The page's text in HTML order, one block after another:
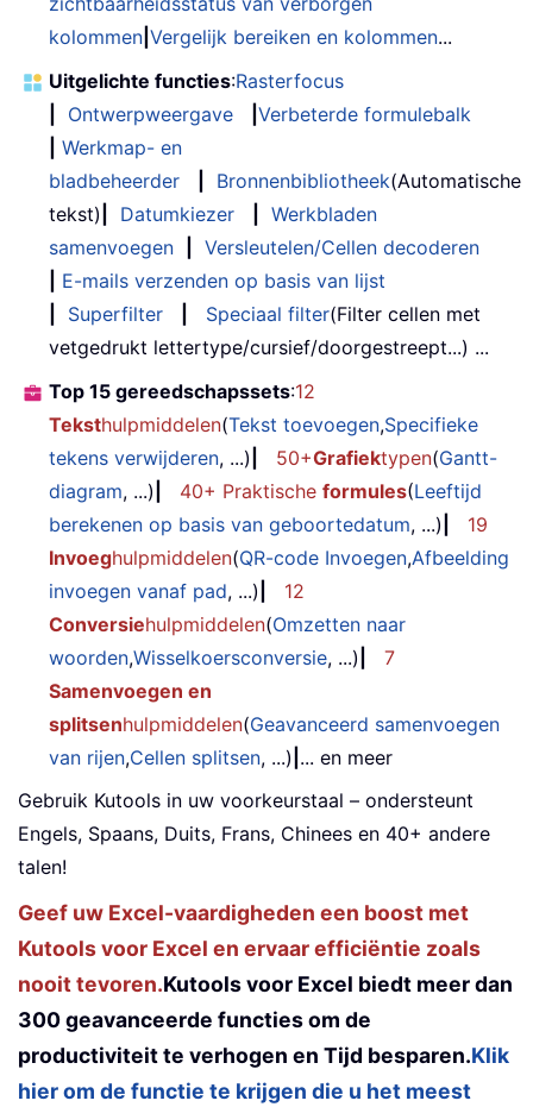
kolommen Vergelijk bereiken en kolommen...
Uitgelichte functies:Rasterfocus
Ontwerpweergave
Verbeterde formulebalk
Werkmap- en
bladbeheerder
Bronnenbibliotheek(Automatische
tekst)
Datumkiezer
Werkbladen
samenvoegen
Versleutelen/Cellen decoderen
E-mails verzenden op basis van lijst
Superfilter Speciaal filter(Filter cellen met
vetgedrukt lettertype/cursief/doorgestreept...) ...
Top 15 gereedschapssets:12
Teksthulpmiddelen(Tekst toevoegen,Specifieke
tekens verwijderen, ...) 50+Grafiektypen(Gantt-
diagram, ...) 40+ Praktische formules(Leeftijd
berekenen op basis van geboortedatum, ...)
19
Invoeghulpmiddelen(QR-code Invoegen,Afbeelding
invoegen vanaf pad, ...)
12
Conversiehulpmiddelen(Omzetten naar
woorden,Wisselkoersconversie, ...)
7
Samenvoegen en
splitsenhulpmiddelen(Geavanceerd samenvoegen
van rijen,Cellen splitsen, ...) ... en meer
Gebruik Kutools in uw voorkeurstaal – ondersteunt
Engels, Spaans, Duits, Frans, Chinees en 40+ andere
talen!
Geef uw Excel-vaardigheden een boost met
Kutools voor Excel en ervaar efficiëntie zoals
nooit tevoren.Kutools voor Excel biedt meer dan
300 geavanceerde functies om de
productiviteit te verhogen en Tijd besparen.Klik
hier om de functie te krijgen die u het meest